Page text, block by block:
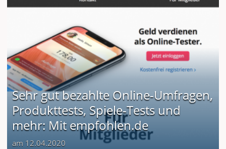
Sehr gut bezahlte Online-Umfragen,
Produkttests, Spiele-Tests und
mehr: Mit empfohlen.de
am 12.04.2020